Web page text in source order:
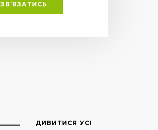
ЗВ’ЯЗАТИСЬ
ДИВИТИСЯ УСІ